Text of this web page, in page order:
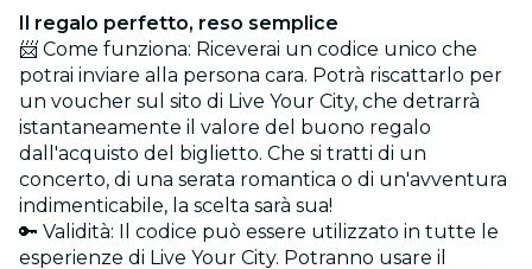
Il regalo perfetto, reso semplice
📨 Come funziona: Riceverai un codice unico che
potrai inviare alla persona cara. Potrà riscattarlo per
un voucher sul sito di Live Your City, che detrarrà
istantaneamente il valore del buono regalo
dall'acquisto del biglietto. Che si tratti di un
concerto, di una serata romantica o di un'avventura
indimenticabile, la scelta sarà sua!
🔑 Validità: Il codice può essere utilizzato in tutte le
esperienze di Live Your City. Potranno usare il